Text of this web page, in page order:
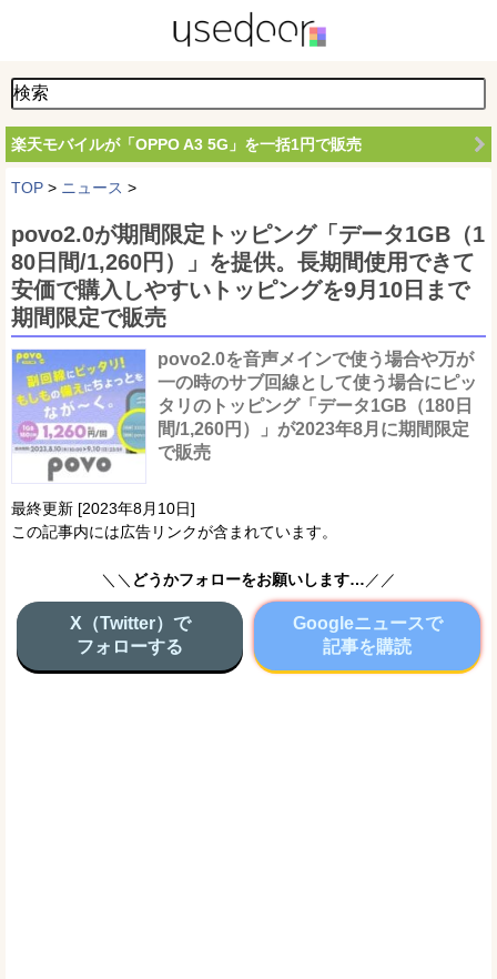
楽天モバイルが「OPPO A3 5G」を一括1円で販売
TOP > ニュース >
povo2.0が期間限定トッピング「データ1GB（1
80日間/1,260円）」を提供。長期間使用できて
安価で購入しやすいトッピングを9月10日まで
期間限定で販売
povo2.0を音声メインで使う場合や万が
一の時のサブ回線として使う場合にピッ
タリのトッピング「データ1GB（180日
間/1,260円）」が2023年8月に期間限定
で販売
最終更新 [2023年8月10日]
この記事内には広告リンクが含まれています。
＼＼ どうかフォローをお願いします… ／／
X（Twitter）で
フォローする
Googleニュースで
記事を購読